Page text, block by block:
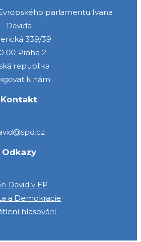
parlamentu Ivana
Davida
339/39
00 Praha 2
republika
k nám
Kontakt
Odkazy
David v EP
a Demokracie
hlasování